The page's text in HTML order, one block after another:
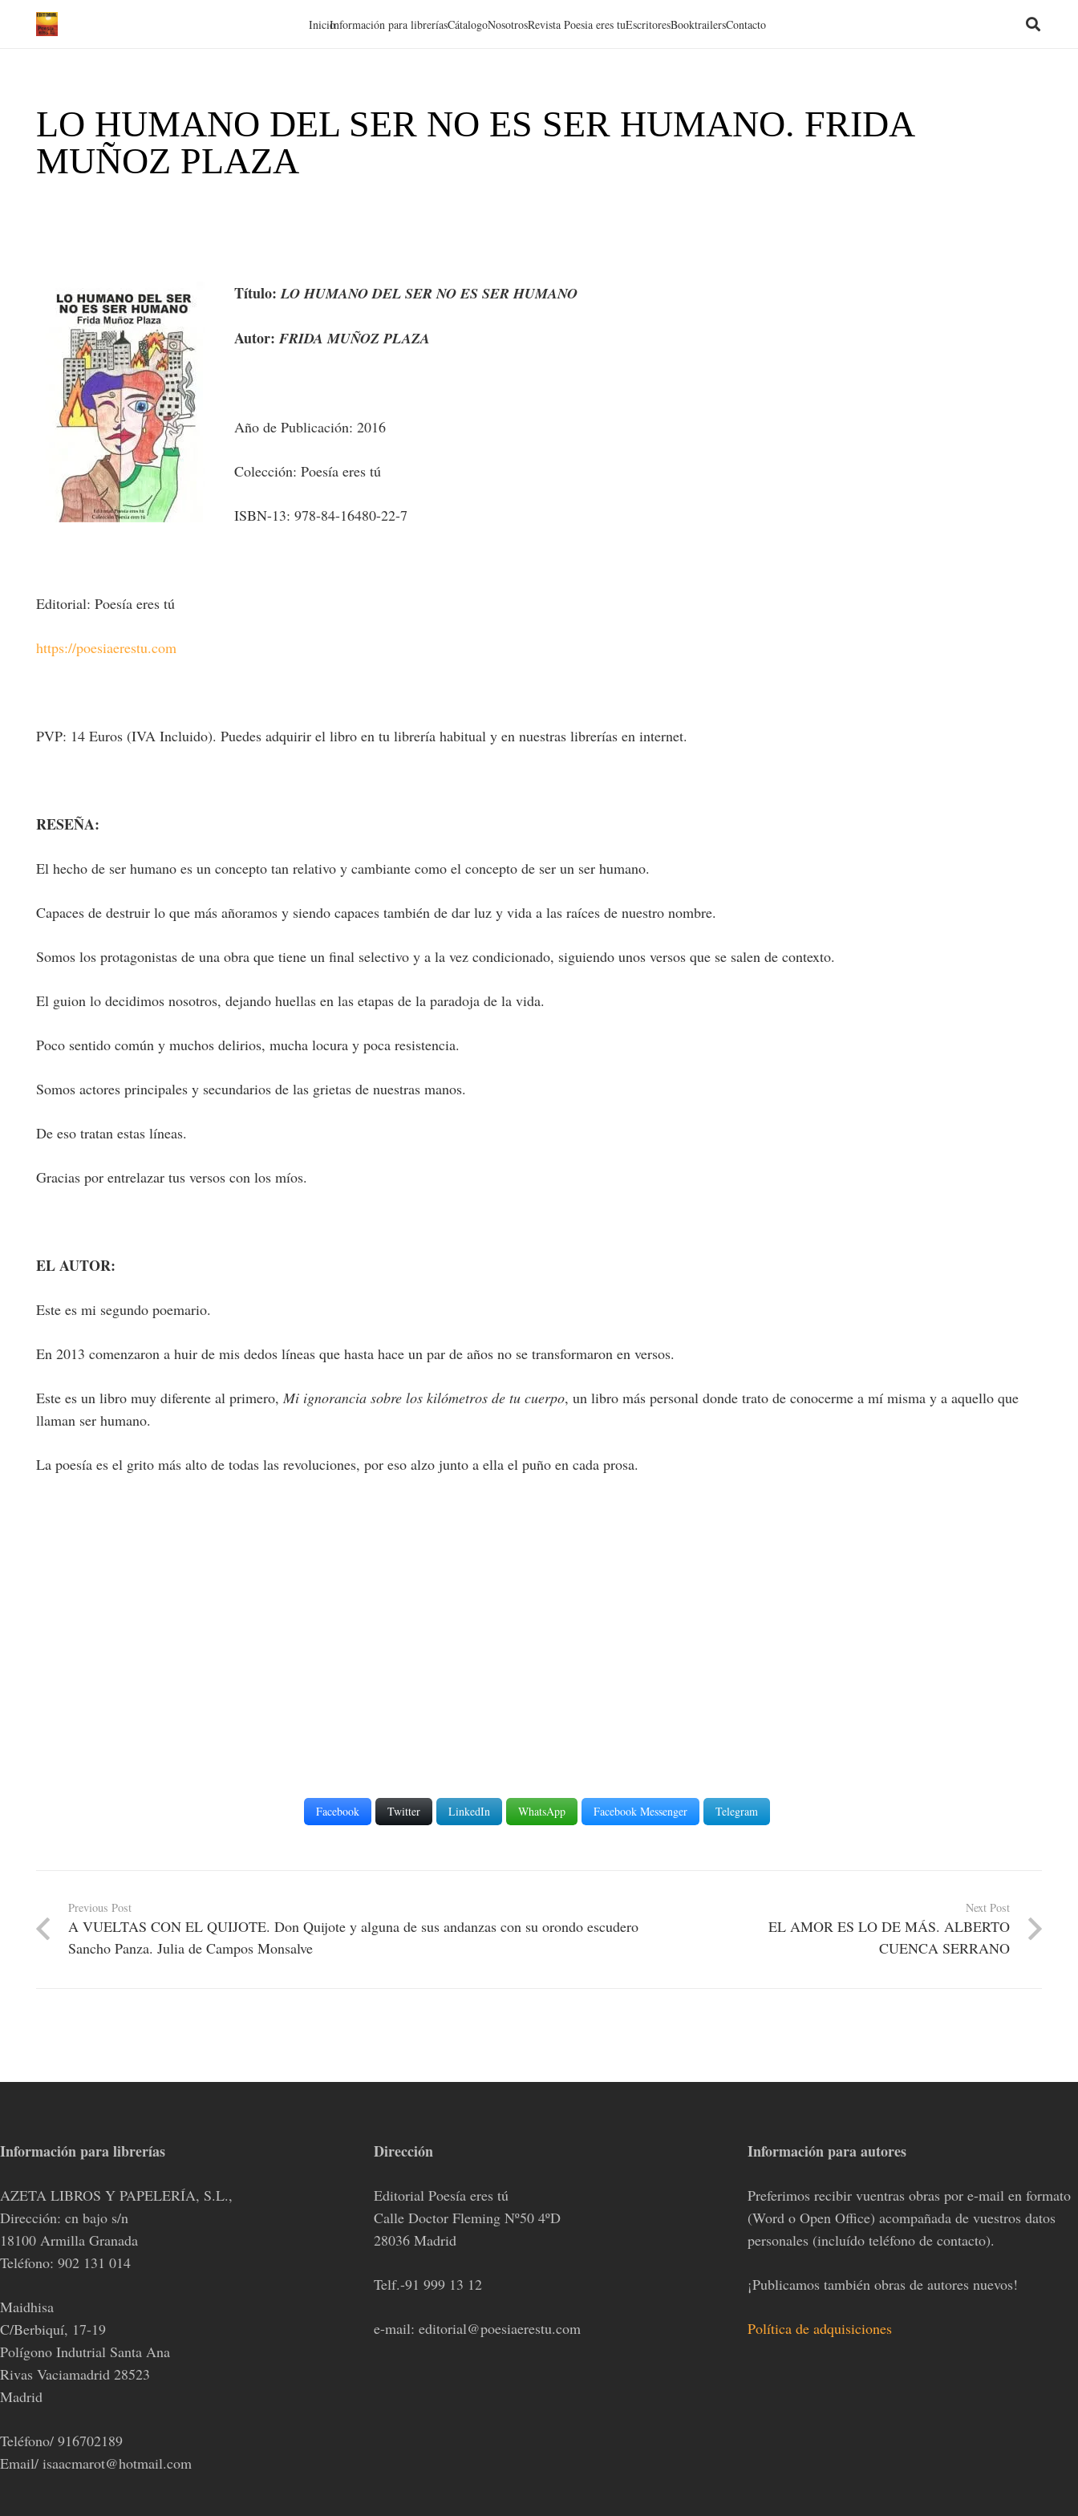
InicioInformación para libreríasCátalogoNosotrosRevista Poesia eres tuEscritoresBooktrailersContacto
LO HUMANO DEL SER NO ES SER HUMANO. FRIDA
MUÑOZ PLAZA
Título: LO HUMANO DEL SER NO ES SER HUMANO
Autor: FRIDA MUÑOZ PLAZA
Año de Publicación: 2016
Colección: Poesía eres tú
ISBN-13: 978-84-16480-22-7
Editorial: Poesía eres tú
https://poesiaerestu.com
PVP: 14 Euros (IVA Incluido). Puedes adquirir el libro en tu librería habitual y en nuestras librerías en internet.
RESEÑA:
El hecho de ser humano es un concepto tan relativo y cambiante como el concepto de ser un ser humano.
Capaces de destruir lo que más añoramos y siendo capaces también de dar luz y vida a las raíces de nuestro nombre.
Somos los protagonistas de una obra que tiene un final selectivo y a la vez condicionado, siguiendo unos versos que se salen de contexto.
El guion lo decidimos nosotros, dejando huellas en las etapas de la paradoja de la vida.
Poco sentido común y muchos delirios, mucha locura y poca resistencia.
Somos actores principales y secundarios de las grietas de nuestras manos.
De eso tratan estas líneas.
Gracias por entrelazar tus versos con los míos.
EL AUTOR:
Este es mi segundo poemario.
En 2013 comenzaron a huir de mis dedos líneas que hasta hace un par de años no se transformaron en versos.
Este es un libro muy diferente al primero, Mi ignorancia sobre los kilómetros de tu cuerpo, un libro más personal donde trato de conocerme a mí misma y a aquello que
llaman ser humano.
La poesía es el grito más alto de todas las revoluciones, por eso alzo junto a ella el puño en cada prosa.
Facebook Twitter LinkedIn WhatsApp Facebook Messenger Telegram
Previous Post
A VUELTAS CON EL QUIJOTE. Don Quijote y alguna de sus andanzas con su orondo escudero
Sancho Panza. Julia de Campos Monsalve
Next Post
EL AMOR ES LO DE MÁS. ALBERTO
CUENCA SERRANO
Información para librerías
AZETA LIBROS Y PAPELERÍA, S.L.,
Dirección: cn bajo s/n
18100 Armilla Granada
Teléfono: 902 131 014
Maidhisa
C/Berbiquí, 17-19
Polígono Indutrial Santa Ana
Rivas Vaciamadrid 28523
Madrid
Teléfono/ 916702189
Email/ isaacmarot@hotmail.com
Dirección
Editorial Poesía eres tú
Calle Doctor Fleming Nº50 4ºD
28036 Madrid
Telf.-91 999 13 12
e-mail: editorial@poesiaerestu.com
Información para autores
Preferimos recibir vuentras obras por e-mail en formato
(Word o Open Office) acompañada de vuestros datos
personales (incluído teléfono de contacto).
¡Publicamos también obras de autores nuevos!
Política de adquisiciones